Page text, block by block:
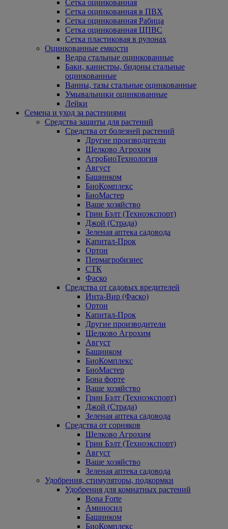
Сетка оцинкованная
Сетка оцинкованная в ПВХ
Сетка оцинкованная Рабица
Сетка оцинкованная ЦПВС
Сетка пластиковая в рулонах
Оцинкованные емкости
Ведра стальные оцинкованные
Баки, канистры, бидоны стальные
оцинкованные
Ванны, тазы стальные оцинкованные
Умывальники оцинкованные
Лейки
Семена и уход за растениями
Средства защиты для растений
Средства от болезней растений
Другие производители
Щелково Агрохим
АгроБиоТехнология
Август
Башинком
БиоКомплекс
БиоМастер
Ваше хозяйство
Грин Бэлт (Техноэкспорт)
Джой (Страда)
Зеленая аптека садовода
Капитал-Прок
Ортон
Пермагробизнес
СТК
Фаско
Средства от садовых вредителей
Инта-Вир (Фаско)
Ортон
Капитал-Прок
Другие производители
Щелково Агрохим
Август
Башинком
БиоКомплекс
БиоМастер
Бона форте
Ваше хозяйство
Грин Бэлт (Техноэкспорт)
Джой (Страда)
Зеленая аптека садовода
Средства от сорняков
Щелково Агрохим
Грин Бэлт (Техноэкспорт)
Август
Ваше хозяйство
Зеленая аптека садовода
Удобрения, стимуляторы, подкормки
Удобрения для комнатных растений
Bona Forte
Аминосил
Башинком
БиоКомплекс